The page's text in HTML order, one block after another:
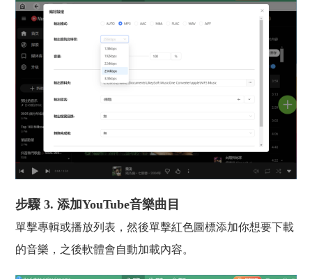
步驟 3. 添加YouTube音樂曲目
單擊專輯或播放列表，然後單擊紅色圖標添加你想要下載
的音樂，之後軟體會自動加載內容。